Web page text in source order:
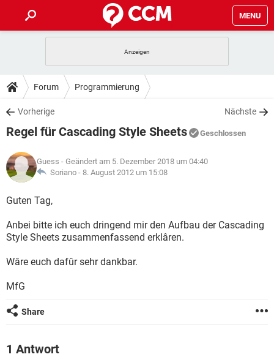
MENU
ANDROID IOS
WINDOWS 10
WHATSAPP TIKTOK
FACEBOOK
TIPPS & TRICKS
SPIELE
WHATSAPP TIKTOK
FACEBOOK
DOWNLOADS
SPIELE STREAMING
ANDROID
WINDOWS 10 INSTAGRAM
WHATSAPP
FORUM
SPIELE STREAMING
ANDROID
WINDOWS 10
WHATSAPP TIKTOK
LEXIKON
SPIELE
WINDOWS 10 INSTAGRAM
WHATSAPP
Forum Programmierung
Vorherige Nächste
Regel für Cascading Style Sheets Geschlossen
Guess - Geändert am 5. Dezember 2018 um 04:40
Soriano - 8. August 2012 um 15:08
Guten Tag,
Anbei bitte ich euch dringend mir den Aufbau der Cascading
Style Sheets zusammenfassend erklâren.
Wâre euch dafûr sehr dankbar.
MfG
Share
1 Antwort